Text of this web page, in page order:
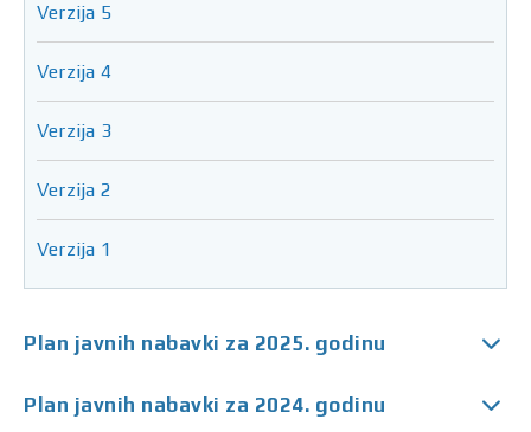
Verzija 5
Verzija 4
Verzija 3
Verzija 2
Verzija 1
Plan javnih nabavki za 2025. godinu
Plan javnih nabavki za 2024. godinu